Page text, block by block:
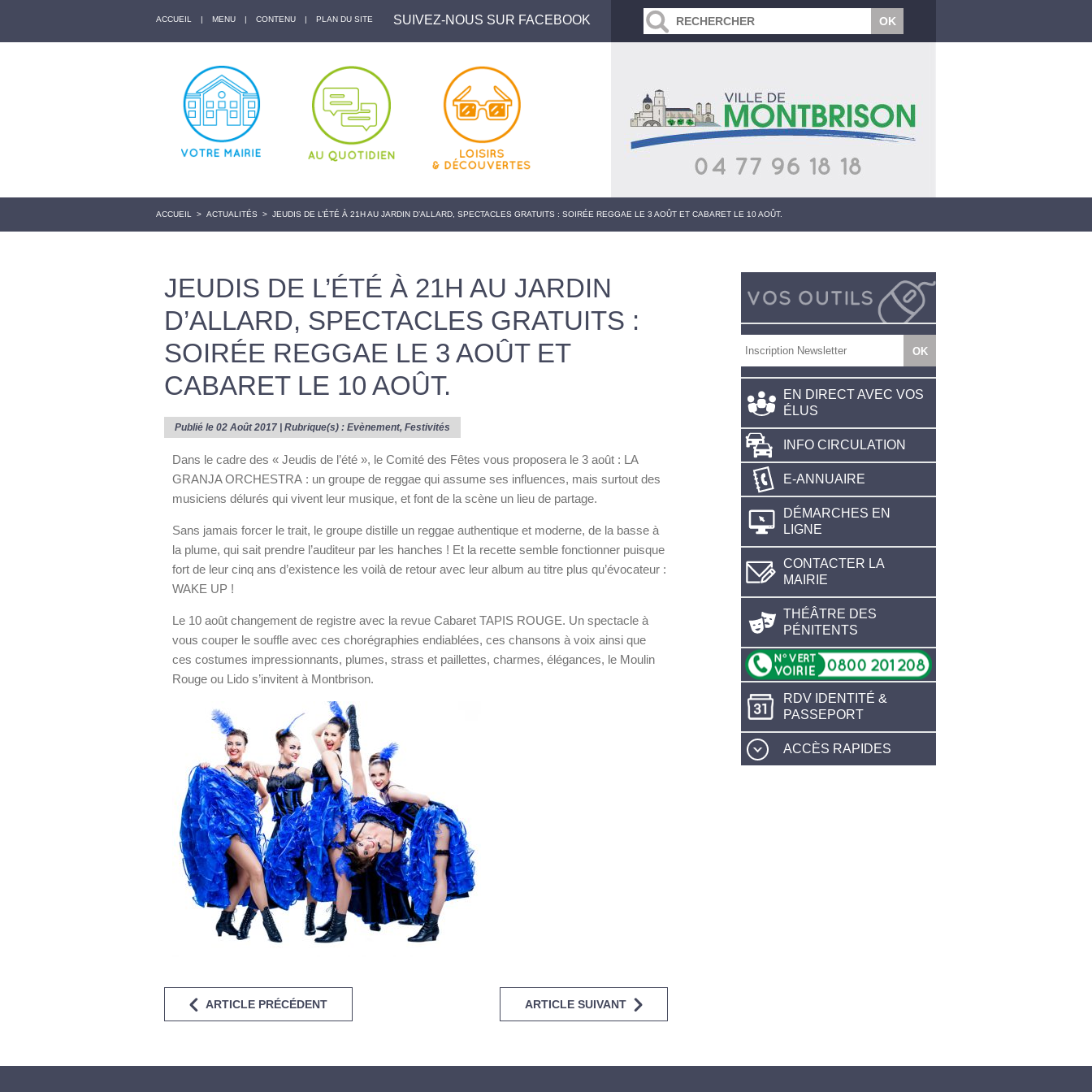
ACCUEIL | MENU | CONTENU | PLAN DU SITE SUIVEZ-NOUS SUR FACEBOOK
ACCUEIL > ACTUALITÉS > JEUDIS DE L’ÉTÉ À 21H AU JARDIN D’ALLARD, SPECTACLES GRATUITS : SOIRÉE REGGAE LE 3 AOÛT ET CABARET LE 10 AOÛT.
JEUDIS DE L’ÉTÉ À 21H AU JARDIN
D’ALLARD, SPECTACLES GRATUITS :
SOIRÉE REGGAE LE 3 AOÛT ET
CABARET LE 10 AOÛT.
Publié le 02 Août 2017 | Rubrique(s) : Evènement, Festivités
Dans le cadre des « Jeudis de l’été », le Comité des Fêtes vous proposera le 3 août : LA
GRANJA ORCHESTRA : un groupe de reggae qui assume ses influences, mais surtout des
musiciens délurés qui vivent leur musique, et font de la scène un lieu de partage.
Sans jamais forcer le trait, le groupe distille un reggae authentique et moderne, de la basse à
la plume, qui sait prendre l’auditeur par les hanches ! Et la recette semble fonctionner puisque
fort de leur cinq ans d’existence les voilà de retour avec leur album au titre plus qu’évocateur :
WAKE UP !
Le 10 août changement de registre avec la revue Cabaret TAPIS ROUGE. Un spectacle à
vous couper le souffle avec ces chorégraphies endiablées, ces chansons à voix ainsi que
ces costumes impressionnants, plumes, strass et paillettes, charmes, élégances, le Moulin
Rouge ou Lido s’invitent à Montbrison.
ARTICLE PRÉCÉDENT ARTICLE SUIVANT
EN DIRECT AVEC VOS
ÉLUS
INFO CIRCULATION
E-ANNUAIRE
DÉMARCHES EN
LIGNE
CONTACTER LA
MAIRIE
THÉÂTRE DES
PÉNITENTS
RDV IDENTITÉ &
PASSEPORT
ACCÈS RAPIDES